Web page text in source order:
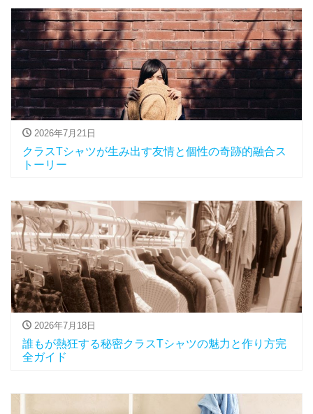
2026年7月21日
クラスTシャツが生み出す友情と個性の奇跡的融合ス
トーリー
2026年7月18日
誰もが熱狂する秘密クラスTシャツの魅力と作り方完
全ガイド